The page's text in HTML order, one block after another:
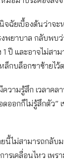
ฉัยเบื้องต้นว่าจะ
งพยาบาล กลับพบว่
ปี และอาจไม่สา
หล็กบล็อกขาซ้ายไว้
วามรู้สึก เวลาคล
ออกก็ไม่รู้สึกตัว”
นี้ไม่สามารถกลับ
รเคลื่อนไหว เพร